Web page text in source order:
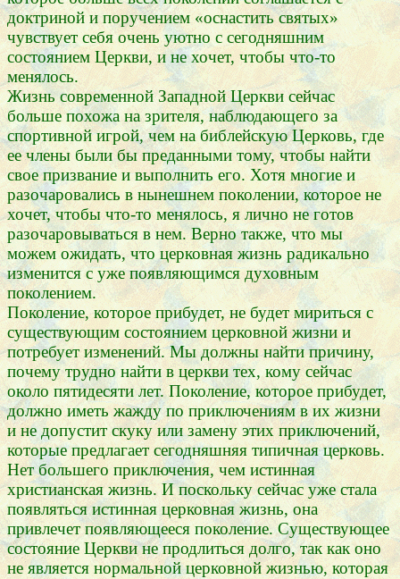
доктриной и поручением «оснастить святых»
чувствует себя очень уютно с сегодняшним
состоянием Церкви, и не хочет, чтобы что-то
менялось.
Жизнь современной Западной Церкви сейчас
больше похожа на зрителя, наблюдающего за
спортивной игрой, чем на библейскую Церковь, где
ее члены были бы преданными тому, чтобы найти
свое призвание и выполнить его. Хотя многие и
разочаровались в нынешнем поколении, которое не
хочет, чтобы что-то менялось, я лично не готов
разочаровываться в нем. Верно также, что мы
можем ожидать, что церковная жизнь радикально
изменится с уже появляющимся духовным
поколением.
Поколение, которое прибудет, не будет мириться с
существующим состоянием церковной жизни и
потребует изменений. Мы должны найти причину,
почему трудно найти в церкви тех, кому сейчас
около пятидесяти лет. Поколение, которое прибудет,
должно иметь жажду по приключениям в их жизни
и не допустит скуку или замену этих приключений,
которые предлагает сегодняшняя типичная церковь.
Нет большего приключения, чем истинная
христианская жизнь. И поскольку сейчас уже стала
появляться истинная церковная жизнь, она
привлечет появляющееся поколение. Существующее
состояние Церкви не продлиться долго, так как оно
не является нормальной церковной жизнью, которая